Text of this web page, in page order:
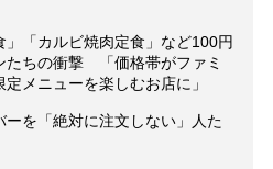
「カルビ焼肉定食」など100円
たちの衝撃 「価格帯がファミ
メニューを楽しむお店に」
ーを「絶対に注文しない」人た